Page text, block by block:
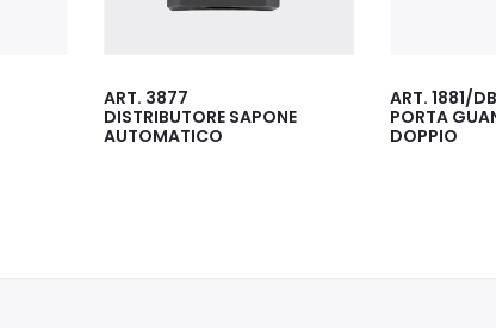
ART. 1881/DB
PORTA GUANTI/MASCHERINE
DOPPIO
ART. 3802/
AUTOCUT